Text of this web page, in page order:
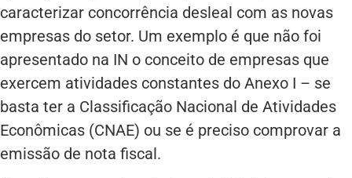
caracterizar concorrência desleal com as novas
empresas do setor. Um exemplo é que não foi
apresentado na IN o conceito de empresas que
exercem atividades constantes do Anexo I – se
basta ter a Classificação Nacional de Atividades
Econômicas (CNAE) ou se é preciso comprovar a
emissão de nota fiscal.